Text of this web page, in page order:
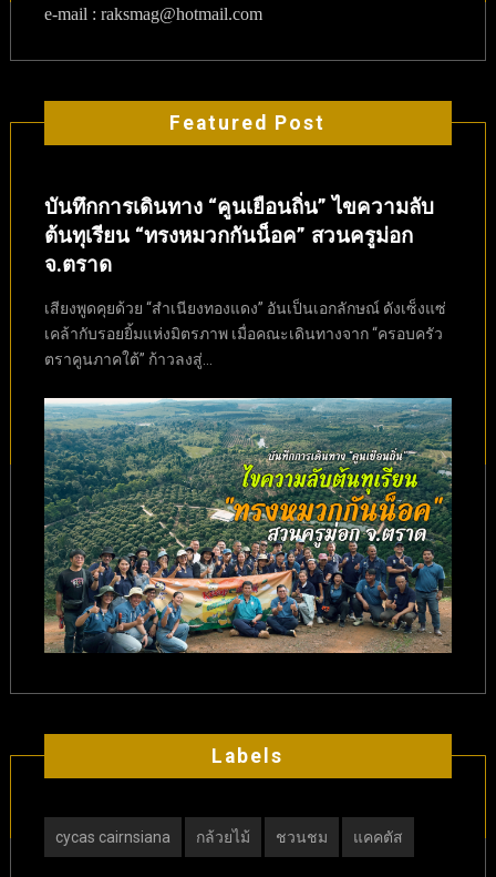
e-mail : raksmag@hotmail.com
Featured Post
บันทึกการเดินทาง “คูนเยือนถิ่น” ไขความลับ
ต้นทุเรียน “ทรงหมวกกันน็อค” สวนครูม่อก
จ.ตราด
เสียงพูดคุยด้วย “สำเนียงทองแดง” อันเป็นเอกลักษณ์ ดังเซ็งแซ่
เคล้ากับรอยยิ้มแห่งมิตรภาพ เมื่อคณะเดินทางจาก “ครอบครัว
ตราคูนภาคใต้” ก้าวลงสู่...
Labels
cycas cairnsiana กล้วยไม้ ชวนชม แคคตัส